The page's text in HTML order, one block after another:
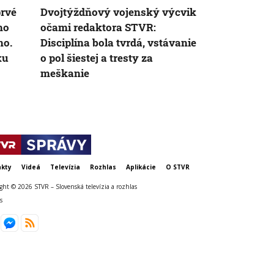
Dvojtýždňový vojenský výcvik
očami redaktora STVR:
Disciplína bola tvrdá, vstávanie
o pol šiestej a tresty za
meškanie
Videá Televízia Rozhlas Aplikácie O STVR
© 2026 STVR – Slovenská televízia a rozhlas